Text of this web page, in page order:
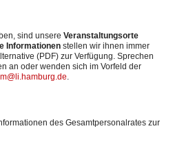
sind unsere Veranstaltungsorte
Informationen stellen wir ihnen immer
(PDF) zur Verfügung. Sprechen
an oder wenden sich im Vorfeld der
.
des Gesamtpersonalrates zur